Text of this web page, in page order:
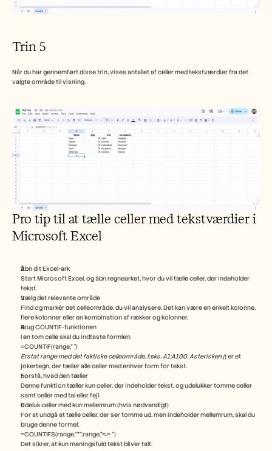
Trin 5
Når du har gennemført disse trin, vises antallet af celler med tekstværdier fra det
valgte område til visning.
Pro tip til at tælle celler med tekstværdier i
Microsoft Excel
Åbn dit Excel-ark
Start Microsoft Excel, og åbn regnearket, hvor du vil tælle celler, der indeholder
tekst.
Vælg det relevante område
Find og markér det celleområde, du vil analysere. Det kan være en enkelt kolonne,
flere kolonner eller en kombination af rækker og kolonner.
Brug COUNTIF-funktionen
I en tom celle skal du indtaste formlen:
=COUNTIF(range,"")
Erstat range med det faktiske celleområde, f.eks. A1:A100. Asterisken () er et
jokertegn, der tæller alle celler med enhver form for tekst.
Forstå, hvad den tæller
Denne funktion tæller kun celler, der indeholder tekst, og udelukker tomme celler
samt celler med tal eller fejl.
Udeluk celler med kun mellemrum (hvis nødvendigt)
For at undgå at tælle celler, der ser tomme ud, men indeholder mellemrum, skal du
bruge denne formel:
=COUNTIFS(range,"*",range,"<> ")
Det sikrer, at kun meningsfuld tekst bliver talt.